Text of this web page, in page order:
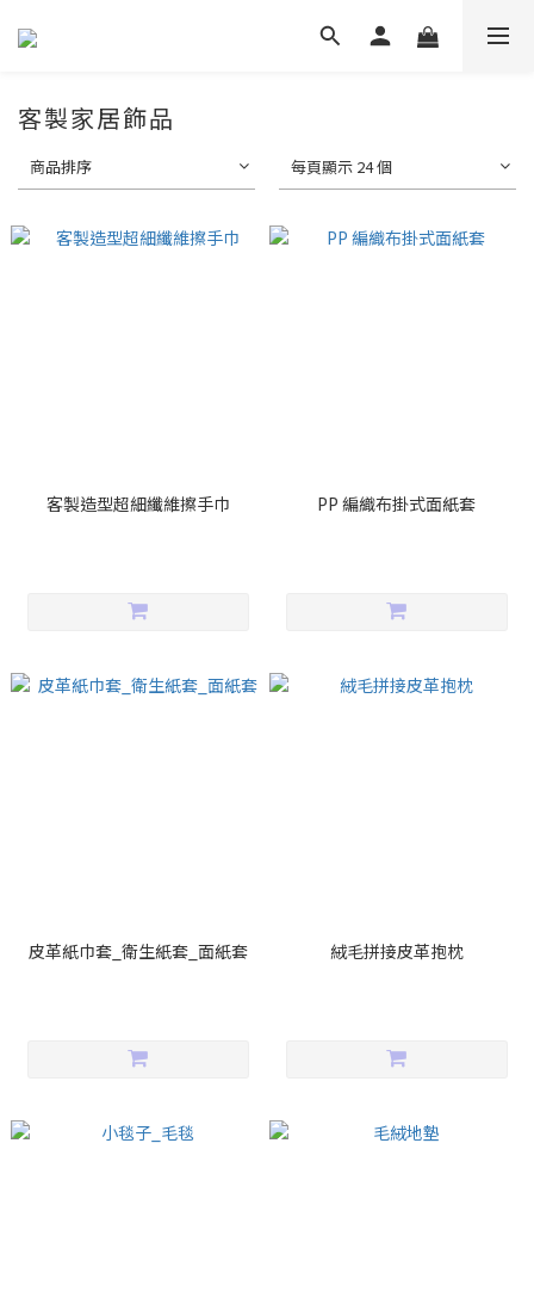
客製家居飾品
商品排序 每頁顯示 24 個
客製造型超細纖維擦手巾 PP 編織布掛式面紙套
皮革紙巾套_衛生紙套_面紙套 絨毛拼接皮革抱枕